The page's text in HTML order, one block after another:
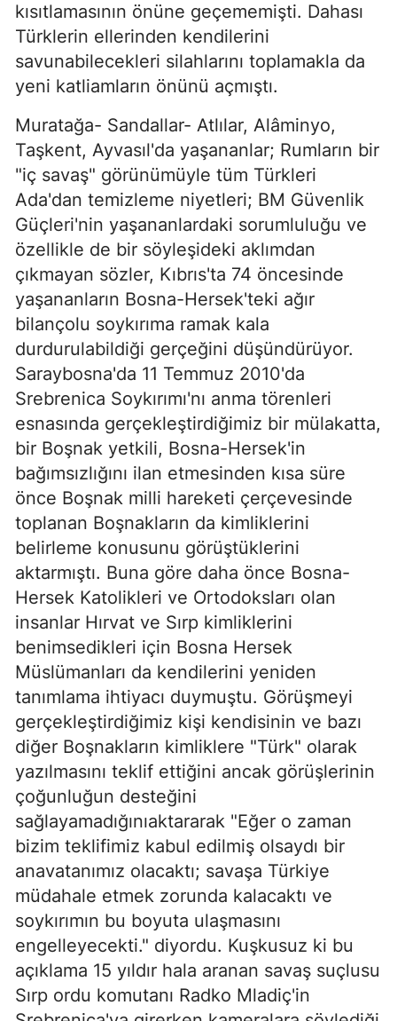
kısıtlamasının önüne geçememişti. Dahası
Türklerin ellerinden kendilerini
savunabilecekleri silahlarını toplamakla da
yeni katliamların önünü açmıştı.
Muratağa- Sandallar- Atlılar, Alâminyo,
Taşkent, Ayvasıl'da yaşananlar; Rumların bir
"iç savaş" görünümüyle tüm Türkleri
Ada'dan temizleme niyetleri; BM Güvenlik
Güçleri'nin yaşananlardaki sorumluluğu ve
özellikle de bir söyleşideki aklımdan
çıkmayan sözler, Kıbrıs'ta 74 öncesinde
yaşananların Bosna-Hersek'teki ağır
bilançolu soykırıma ramak kala
durdurulabildiği gerçeğini düşündürüyor.
Saraybosna'da 11 Temmuz 2010'da
Srebrenica Soykırımı'nı anma törenleri
esnasında gerçekleştirdiğimiz bir mülakatta,
bir Boşnak yetkili, Bosna-Hersek'in
bağımsızlığını ilan etmesinden kısa süre
önce Boşnak milli hareketi çerçevesinde
toplanan Boşnakların da kimliklerini
belirleme konusunu görüştüklerini
aktarmıştı. Buna göre daha önce Bosna-
Hersek Katolikleri ve Ortodoksları olan
insanlar Hırvat ve Sırp kimliklerini
benimsedikleri için Bosna Hersek
Müslümanları da kendilerini yeniden
tanımlama ihtiyacı duymuştu. Görüşmeyi
gerçekleştirdiğimiz kişi kendisinin ve bazı
diğer Boşnakların kimliklere "Türk" olarak
yazılmasını teklif ettiğini ancak görüşlerinin
çoğunluğun desteğini
sağlayamadığınıaktararak "Eğer o zaman
bizim teklifimiz kabul edilmiş olsaydı bir
anavatanımız olacaktı; savaşa Türkiye
müdahale etmek zorunda kalacaktı ve
soykırımın bu boyuta ulaşmasını
engelleyecekti." diyordu. Kuşkusuz ki bu
açıklama 15 yıldır hala aranan savaş suçlusu
Sırp ordu komutanı Radko Mladiç'in